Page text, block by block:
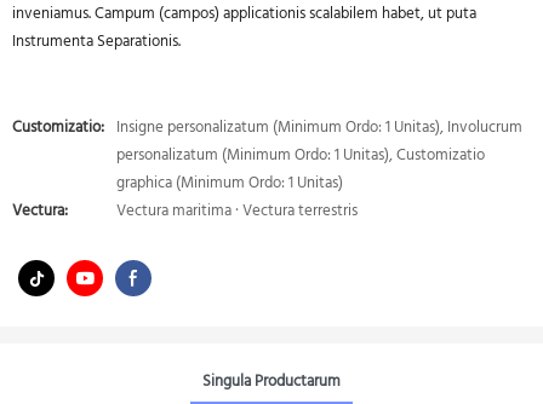
inveniamus. Campum (campos) applicationis scalabilem habet, ut puta
Instrumenta Separationis.
Customizatio: Insigne personalizatum (Minimum Ordo: 1 Unitas), Involucrum
personalizatum (Minimum Ordo: 1 Unitas), Customizatio
graphica (Minimum Ordo: 1 Unitas)
Vectura:
Vectura maritima · Vectura terrestris
Singula Productarum